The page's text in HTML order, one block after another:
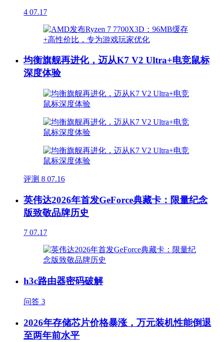
4 07.17
均衡旗舰再进化，迈从K7 V2 Ultra+电竞鼠标
深度体验
评测 8 07.16
英伟达2026年首发GeForce典藏卡：限量纪念
版致敬品牌历史
7 07.17
h3c路由器密码破解
问答 3
2026年存储芯片价格暴涨，万元装机性能倒退
至两年前水平